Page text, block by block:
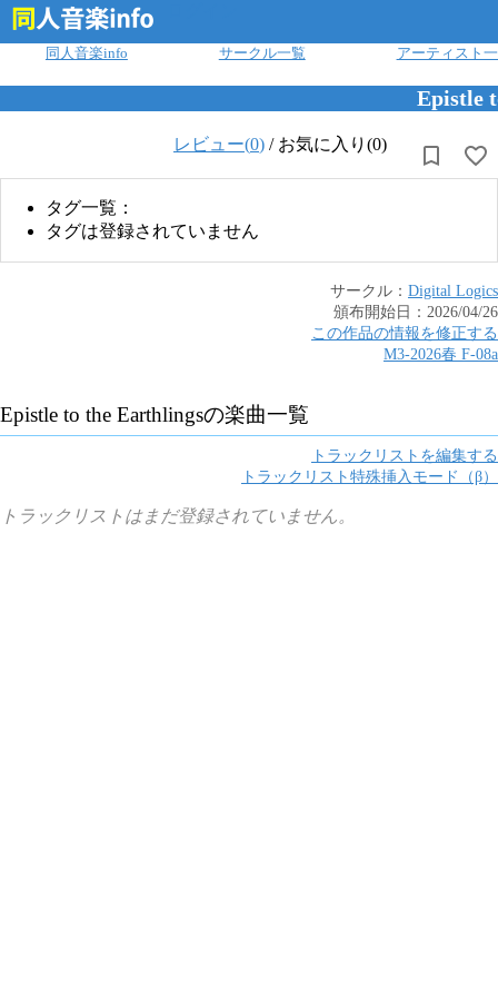
同人音楽info サークル一覧 アーティスト
Epistle
レビュー(0) / お気に入り(0)
タグ一覧：
タグは登録されていません
サークル： Digital Logics
頒布開始日： 2026/04/26
この作品の情報を修正する
M3-2026春 F-08a
Epistle to the Earthlingsの楽曲一覧
トラックリストを編集する
トラックリスト特殊挿入モード（β）
トラックリストはまだ登録されていません。